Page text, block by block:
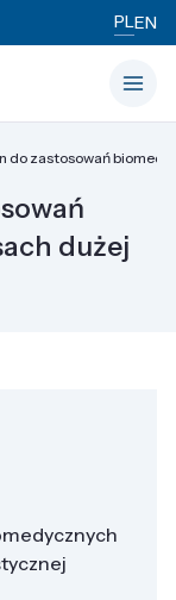
PLEN
do zastosowań
dużej